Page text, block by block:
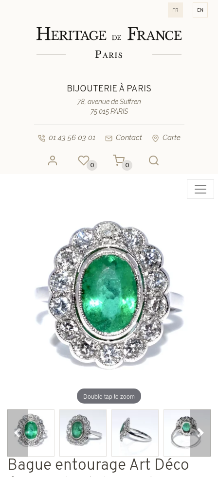
fr en
BIJOUTERIE À PARIS
78, avenue de Suffren
75 015 PARIS
01 43 56 03 01 Contact Carte
0 0
Double tap to zoom
Précédent
Bague entourage Art Déco